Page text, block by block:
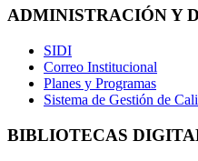
ADMINISTRACIÓN Y
SIDI
Correo Institucional
Planes y Programas
Sistema de Gestión de
BIBLIOTECAS